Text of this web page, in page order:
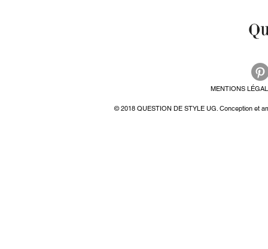
MENTIONS
© 2018 QUESTION DE STYLE UG. Conception et